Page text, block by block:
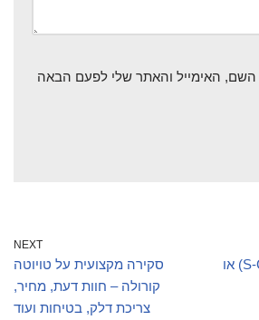
האימייל והאתר שלי לפעם הבאה
סוזוקי קרוסאובר (S-Cross) או
NEXT
סקירה מקצועית על טויוטה
קורולה – חוות דעת, מחיר,
צריכת דלק, בטיחות ועוד